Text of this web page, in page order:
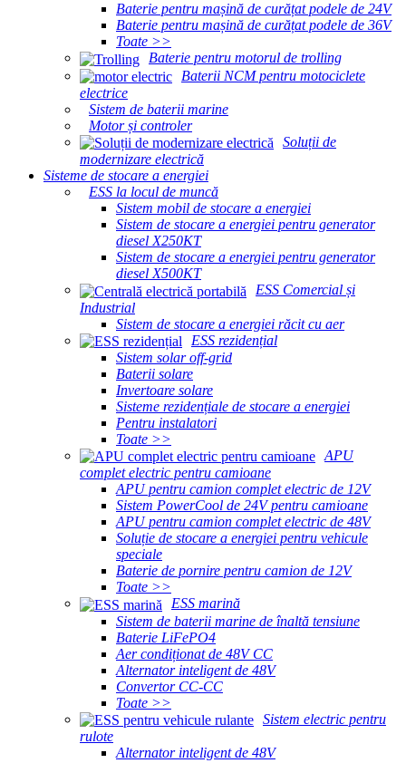
Baterie pentru mașină de curățat podele de 24V
Baterie pentru mașină de curățat podele de 36V
Toate >>
Baterie pentru motorul de trolling
Baterii NCM pentru motociclete
electrice
Sistem de baterii marine
Motor și controler
Soluții de
modernizare electrică
Sisteme de stocare a energiei
ESS la locul de muncă
Sistem mobil de stocare a energiei
Sistem de stocare a energiei pentru generator
diesel X250KT
Sistem de stocare a energiei pentru generator
diesel X500KT
ESS Comercial și
Industrial
Sistem de stocare a energiei răcit cu aer
ESS rezidențial
Sistem solar off-grid
Baterii solare
Invertoare solare
Sisteme rezidențiale de stocare a energiei
Pentru instalatori
Toate >>
APU
complet electric pentru camioane
APU pentru camion complet electric de 12V
Sistem PowerCool de 24V pentru camioane
APU pentru camion complet electric de 48V
Soluție de stocare a energiei pentru vehicule
speciale
Baterie de pornire pentru camion de 12V
Toate >>
ESS marină
Sistem de baterii marine de înaltă tensiune
Baterie LiFePO4
Aer condiționat de 48V CC
Alternator inteligent de 48V
Convertor CC-CC
Toate >>
Sistem electric pentru
rulote
Alternator inteligent de 48V